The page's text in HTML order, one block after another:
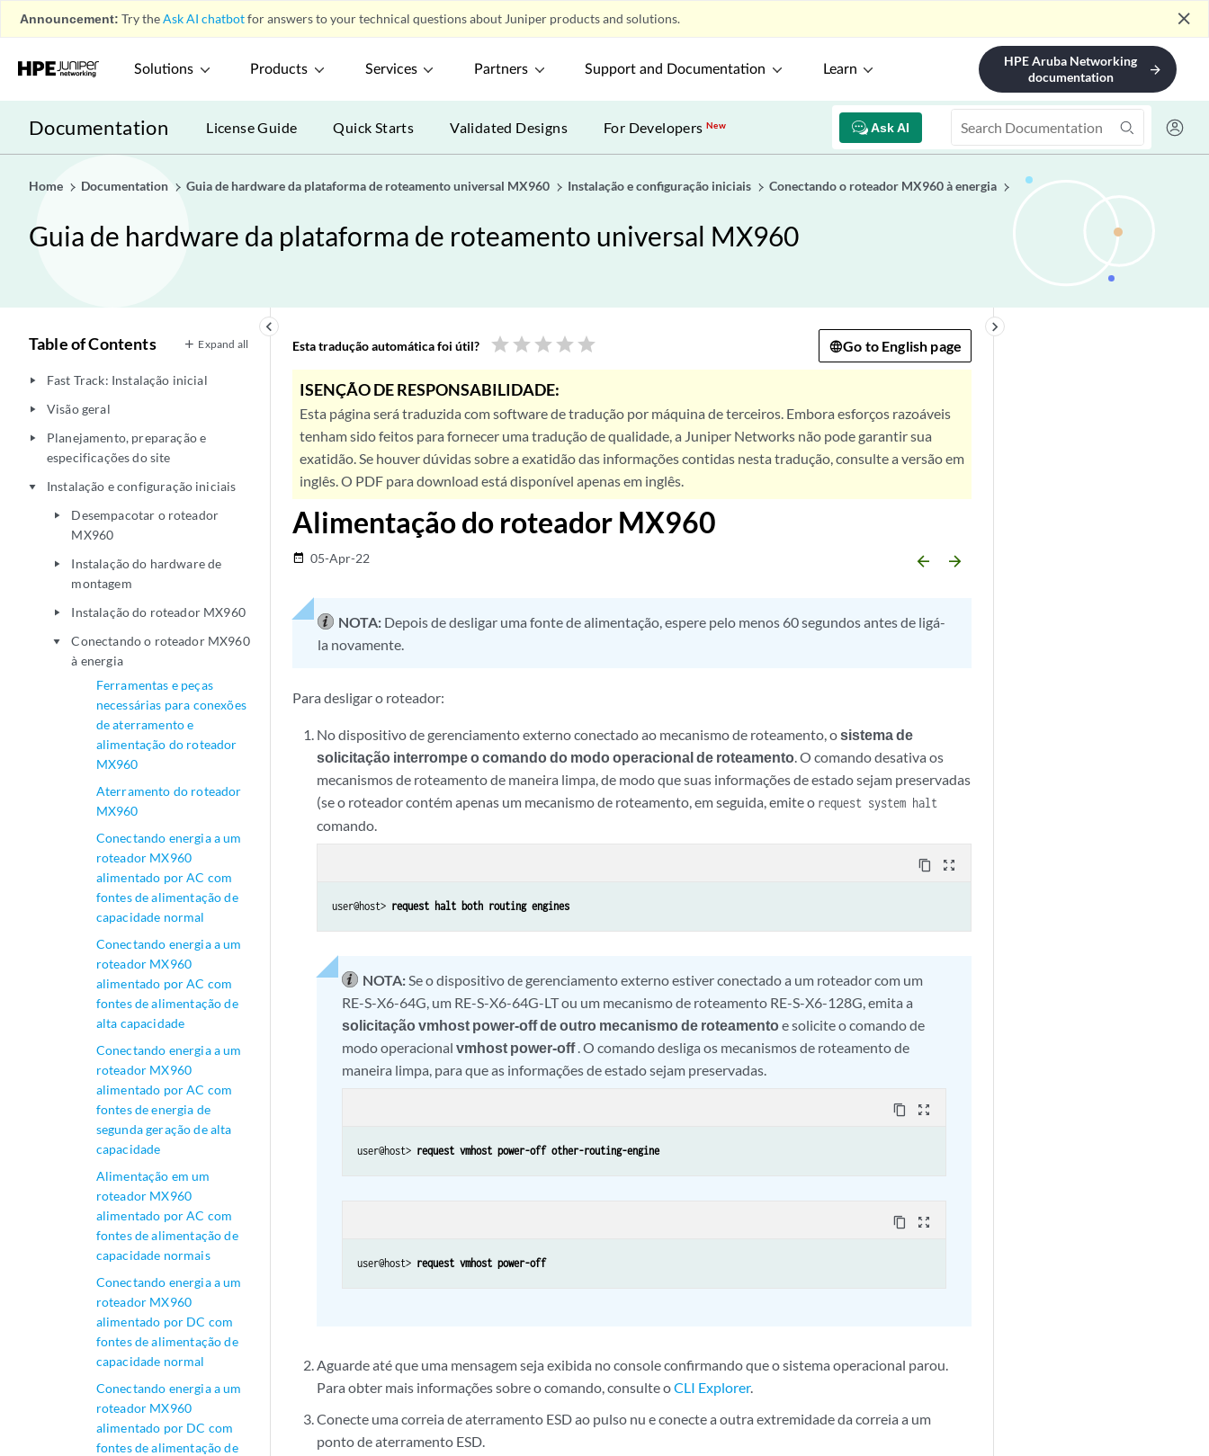
Announcement: Try theAsk AI chatbotfor answers to your technical questions about Juniper products and solutions. close
Solutions Products Services Partners Support and Documentation Learn
HPE Aruba Networking
documentation
arrow_forward
Documentation Ask AI
License Guide Quick Starts Validated Designs For DevelopersNew
Home Documentation Guia de hardware da plataforma de roteamento universal MX960 Instalação e configuração iniciais Conectando o roteador MX960 à energia
Guia de hardware da plataforma de roteamento universal MX960
keyboard_arrow_left
Table of Contents Expand all
play_arrow Fast Track: Instalação inicial
play_arrow Visão geral
play_arrow
Planejamento, preparação e
especificações do site
play_arrow Instalação e configuração iniciais
play_arrow
Desempacotar o roteador
MX960
play_arrow
Instalação do hardware de
montagem
play_arrow Instalação do roteador MX960
play_arrow
Conectando o roteador MX960
à energia
Ferramentas e peças
necessárias para conexões
de aterramento e
alimentação do roteador
MX960
Aterramento do roteador
MX960
Conectando energia a um
roteador MX960
alimentado por AC com
fontes de alimentação de
capacidade normal
Conectando energia a um
roteador MX960
alimentado por AC com
fontes de alimentação de
alta capacidade
Conectando energia a um
roteador MX960
alimentado por AC com
fontes de energia de
segunda geração de alta
capacidade
Alimentação em um
roteador MX960
alimentado por AC com
fontes de alimentação de
capacidade normais
Conectando energia a um
roteador MX960
alimentado por DC com
fontes de alimentação de
capacidade normal
Conectando energia a um
roteador MX960
alimentado por DC com
fontes de alimentação de
keyboard_arrow_right
Esta tradução automática foi útil? star star star star star Go to English page
ISENÇÃO DE RESPONSABILIDADE:
Esta página será traduzida com software de tradução por máquina de terceiros. Embora esforços razoáveis
tenham sido feitos para fornecer uma tradução de qualidade, a Juniper Networks não pode garantir sua
exatidão. Se houver dúvidas sobre a exatidão das informações contidas nesta tradução, consulte a versão em
inglês. O PDF para download está disponível apenas em inglês.
Alimentação do roteador MX960
date_range 05-Apr-22 arrow_backward arrow_forward
NOTA: Depois de desligar uma fonte de alimentação, espere pelo menos 60 segundos antes de ligá-
la novamente.
Para desligar o roteador:
No dispositivo de gerenciamento externo conectado ao mecanismo de roteamento, osistema de
solicitação interrompe o comando do modo operacional de roteamento. O comando desativa os
mecanismos de roteamento de maneira limpa, de modo que suas informações de estado sejam preservadas
(se o roteador contém apenas um mecanismo de roteamento, em seguida, emite o request system halt
comando.
content_copy zoom_out_map
user@host> request halt both routing engines
NOTA:Se o dispositivo de gerenciamento externo estiver conectado a um roteador com um
RE-S-X6-64G, um RE-S-X6-64G-LT ou um mecanismo de roteamento RE-S-X6-128G, emita a
solicitação vmhost power-off de outro mecanismo de roteamentoe solicite o comando de
modo operacionalvmhost power-off. O comando desliga os mecanismos de roteamento de
maneira limpa, para que as informações de estado sejam preservadas.
content_copy zoom_out_map
user@host> request vmhost power-off other-routing-engine
content_copy zoom_out_map
user@host> request vmhost power-off
Aguarde até que uma mensagem seja exibida no console confirmando que o sistema operacional parou.
Para obter mais informações sobre o comando, consulte oCLI Explorer.
Conecte uma correia de aterramento ESD ao pulso nu e conecte a outra extremidade da correia a um
ponto de aterramento ESD.